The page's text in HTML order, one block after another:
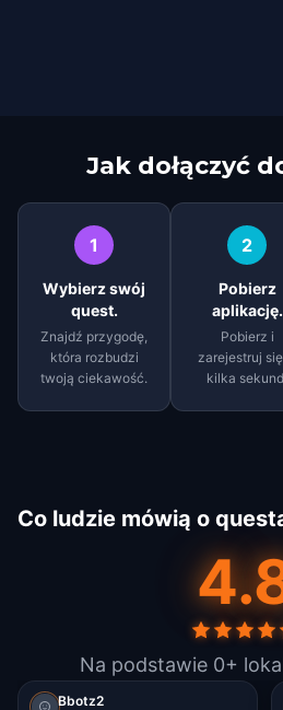
Jak dołączyć
1
Wybierz swój
quest.
Znajdź przygodę,
która rozbudzi
twoją ciekawość.
2
Pobierz
aplikację.
Pobierz i
zarejestruj
kilka
Co ludzie mówią o
Na podstawie 0+
Bbotz2